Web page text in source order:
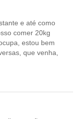
e até como
comer 20kg
estou bem
que venha,